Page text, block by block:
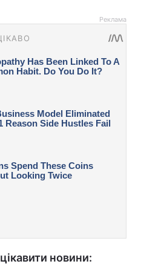
Реклама
новини: